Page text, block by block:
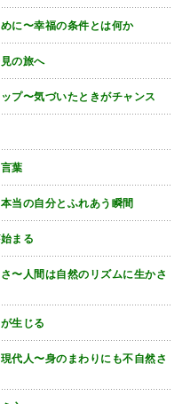
に〜幸福の条件とは何か
の旅へ
プ〜気づいたときがチャンス
葉
当の自分とふれあう瞬間
まる
〜人間は自然のリズムに生かさ
生じる
代人〜身のまわりにも不自然さ